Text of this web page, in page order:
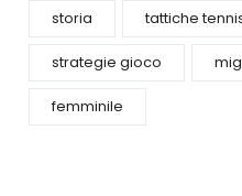
storia tattiche
strategie gioco
femminile